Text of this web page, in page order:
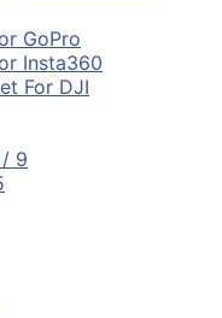
GoPro
Insta360
For DJI
/ 9